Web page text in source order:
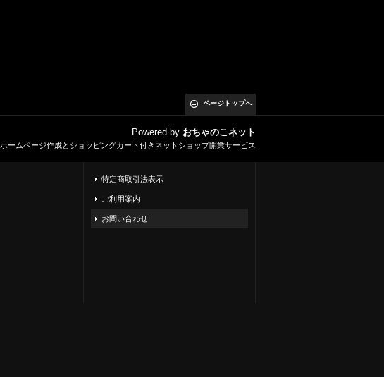
ページトップへ
Powered by おちゃのこネット
ホームページ作成とショッピングカート付きネットショップ開業サービス
特定商取引法表示
ご利用案内
お問い合わせ